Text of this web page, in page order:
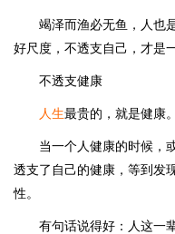
竭泽而渔必无鱼，人也
好尺度，不透支自己，才是
不透支健康
人生最贵的，就是健康。
当一个人健康的时候，
透支了自己的健康，等到发
性。
有句话说得好：人这一